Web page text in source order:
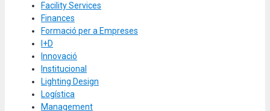
Facility Services
Finances
Formació per a Empreses
I+D
Innovació
Institucional
Lighting Design
Logística
Management